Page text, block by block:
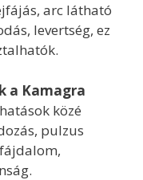
arc látható
levertség, ez
a Kamagra
közé
pulzus